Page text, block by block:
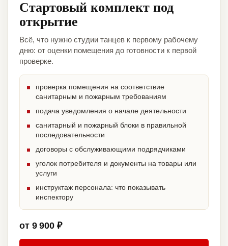
Стартовый комплект под
открытие
Всё, что нужно студии танцев к первому рабочему
дню: от оценки помещения до готовности к первой
проверке.
проверка помещения на соответствие
санитарным и пожарным требованиям
подача уведомления о начале деятельности
санитарный и пожарный блоки в правильной
последовательности
договоры с обслуживающими подрядчиками
уголок потребителя и документы на товары или
услуги
инструктаж персонала: что показывать
инспектору
от 9 900 ₽